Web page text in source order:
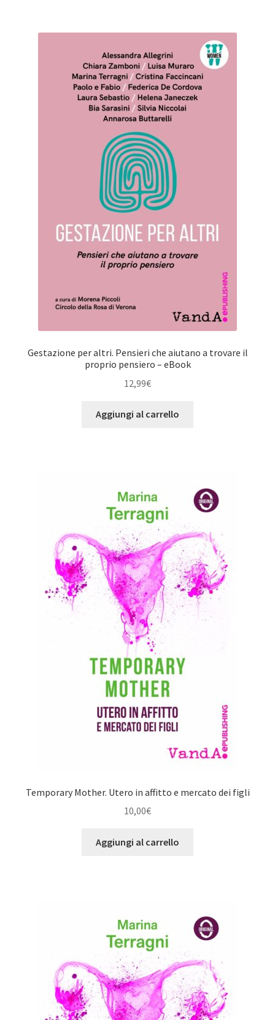
Gestazione per altri. Pensieri che aiutano a trovare il
proprio pensiero – eBook
12,99€
Aggiungi al carrello
Temporary Mother. Utero in affitto e mercato dei figli
10,00€
Aggiungi al carrello